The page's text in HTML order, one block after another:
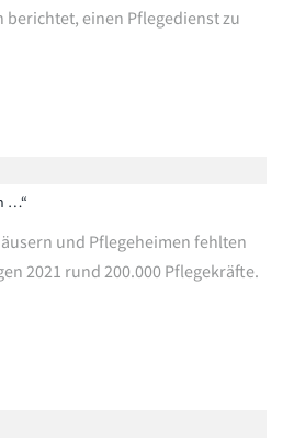
einen Pflegedienst zu
…“
und Pflegeheimen fehlten
2021 rund 200.000 Pflegekräfte.